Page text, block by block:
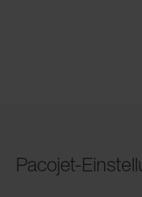
Pacojet-